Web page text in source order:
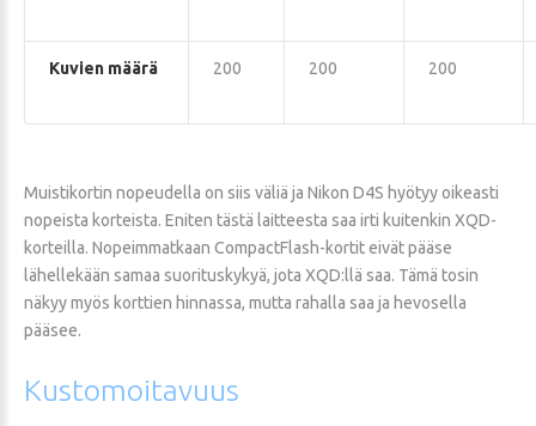
Kuvien määrä 200 200 200
Muistikortin nopeudella on siis väliä ja Nikon D4S hyötyy oikeasti
nopeista korteista. Eniten tästä laitteesta saa irti kuitenkin XQD-
korteilla. Nopeimmatkaan CompactFlash-kortit eivät pääse
lähellekään samaa suorituskykyä, jota XQD:llä saa. Tämä tosin
näkyy myös korttien hinnassa, mutta rahalla saa ja hevosella
pääsee.
Kustomoitavuus